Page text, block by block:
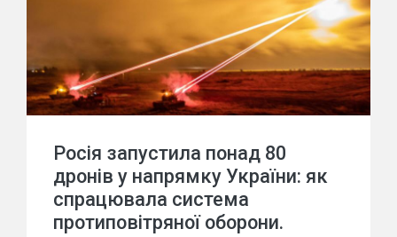
Росія запустила понад 80
дронів у напрямку України: як
спрацювала система
протиповітряної оборони.